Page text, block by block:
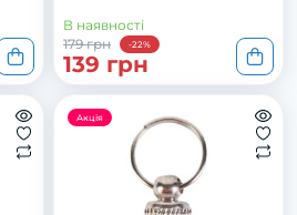
В наявності
179 грн
-22%
139 грн
Акція